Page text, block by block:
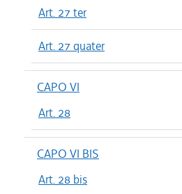
Art. 27 ter
Art. 27 quater
CAPO VI
Art. 28
CAPO VI BIS
Art. 28 bis